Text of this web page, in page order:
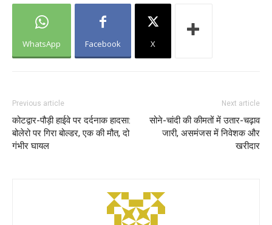
WhatsApp Facebook X
Previous article
कोटद्वार-पौड़ी हाईवे पर दर्दनाक हादसा:
बोलेरो पर गिरा बोल्डर, एक की मौत, दो
गंभीर घायल
Next article
सोने-चांदी की कीमतों में उतार-चढ़ाव
जारी, असमंजस में निवेशक और
खरीदार